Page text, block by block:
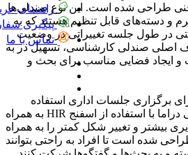
راهنمای
پیگیری
تماس با ما
طراحی شده است. این نوع صندلی‌ها
و دسته‌های قابل تنظیم هستند که به
در طول جلسه تغییراتی در وضعیت
اصلی صندلی کارشناسی، تسهیل در به
ایجاد فضایی مناسب برای بحث و
برگزاری جلسات اداری استفاده
می‌شود. صندلی کارشناسی دراما با استفاده از اسفنج HIR به همراه
بیشتر و تغییر شکل کمتر را به همراه
شده است تا افراد به راحتی بتوانند